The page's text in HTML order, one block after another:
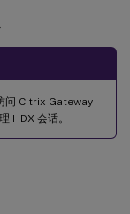
问 Citrix Gateway
HDX 会话。